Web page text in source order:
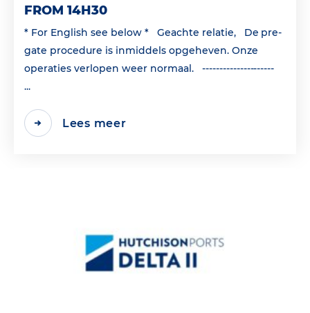
FROM 14H30
* For English see below * Geachte relatie, De pre-
gate procedure is inmiddels opgeheven. Onze
operaties verlopen weer normaal. ---------------------
...
Lees meer